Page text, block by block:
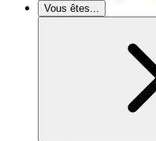
Vous êtes...